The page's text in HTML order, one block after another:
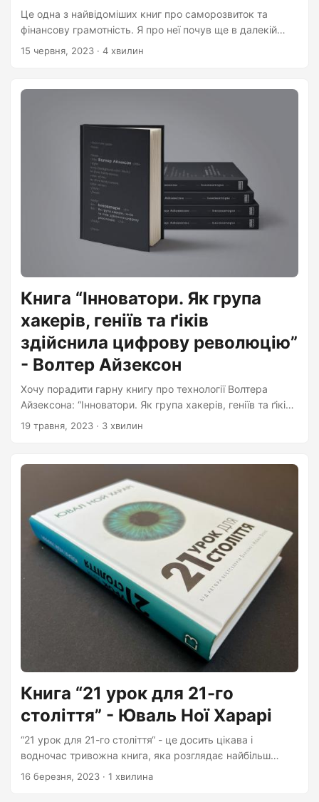
Це одна з найвідоміших книг про саморозвиток та
фінансову грамотність. Я про неї почув ще в далекій
молодості, коли тільки почав цікавитись подібною
невеликих історій різних людей зі стародавнього міста
автор розповідає і пояснює різні базові правила
поводження з грошима: накопичення, заощадження,
інвестиції, створення багатства, як уникнути боргів та
що робити зі зібраними коштами після цього....
15 червня, 2023 · 4 хвилин
Книга “Інноватори. Як група
хакерів, геніїв та ґіків
здійснила цифрову революцію”
- Волтер Айзексон
Хочу порадити гарну книгу про технології Волтера
Айзексона: “Інноватори. Як група хакерів, геніїв та ґіків
здійснила цифрову революцію”. У ній розповідається, як
персональні комп’ютери. Як він став таким, яким він є
зараз, хто його герої та забуті генії. У книжці дуже
класно показано, як очевидні для нас технології, такі як
розподілена мережа, соціальні мережі, ПК, колись були
зовсім неочевидні і зустрічали великий супротив....
19 травня, 2023 · 3 хвилин
Книга “21 урок для 21-го
століття” - Юваль Ної Харарі
“21 урок для 21-го століття“ - це досить цікава і
водночас тривожна книга, яка розглядає найбільш
значущі виклики і загрози, що стоять перед людством у
16 березня, 2023 · 1 хвилина